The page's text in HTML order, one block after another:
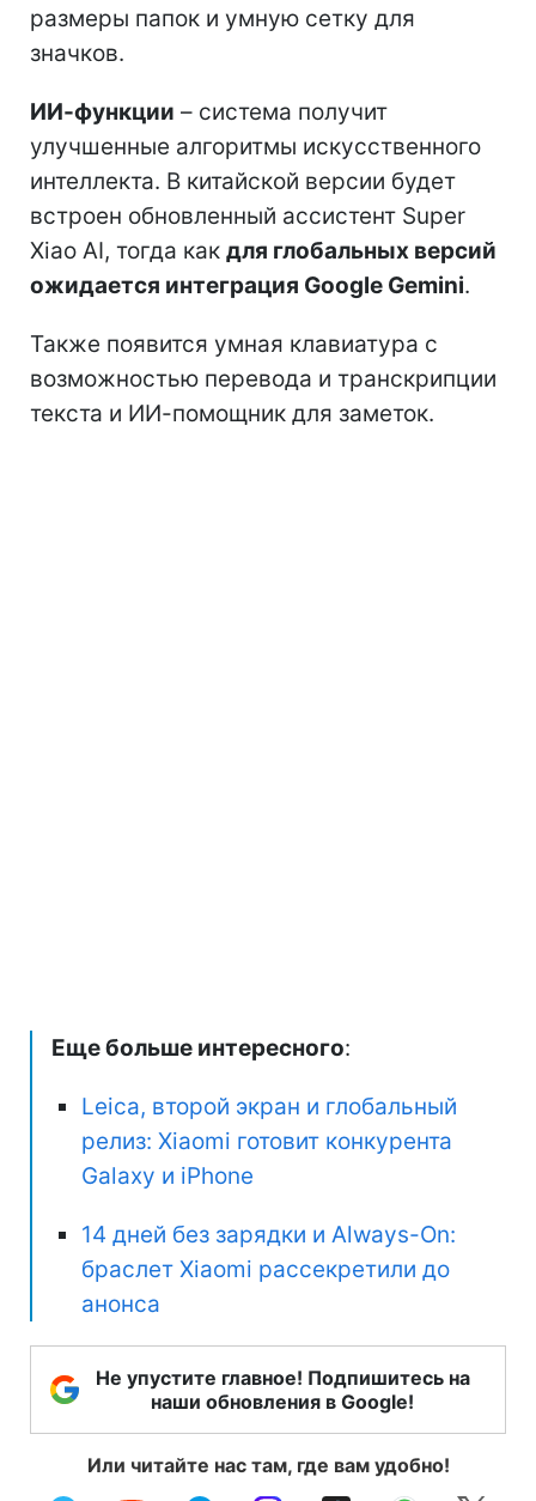
размеры папок и умную сетку для
значков.
ИИ-функции – система получит
улучшенные алгоритмы искусственного
интеллекта. В китайской версии будет
встроен обновленный ассистент Super
Xiao AI, тогда как для глобальных версий
ожидается интеграция Google Gemini.
Также появится умная клавиатура с
возможностью перевода и транскрипции
текста и ИИ-помощник для заметок.
Еще больше интересного:
Leica, второй экран и глобальный
релиз: Xiaomi готовит конкурента
Galaxy и iPhone
14 дней без зарядки и Always-On:
браслет Xiaomi рассекретили до
анонса
Не упустите главное! Подпишитесь на
наши обновления в Google!
Или читайте нас там, где вам удобно!